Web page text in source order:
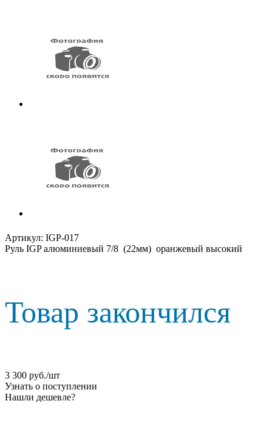
Артикул: IGP-017
Руль IGP алюминиевый 7/8 (22мм) оранжевый высокий
Товар закончился
3 300 руб./шт
Узнать о поступлении
Нашли дешевле?